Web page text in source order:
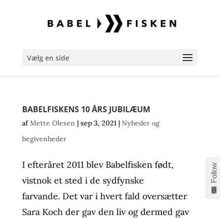
Vælg en side
BABELFISKENS 10 ÅRS JUBILÆUM
afMette Olesen| sep 3, 2021| Nyheder og
begivenheder
I efteråret 2011 blev Babelfisken født,
vistnok et sted i de sydfynske
farvande. Det var i hvert fald oversætter
Sara Koch der gav den liv og dermed gav
Follow